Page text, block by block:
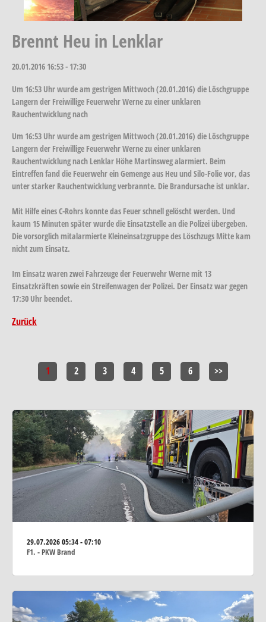
Brennt Heu in Lenklar
20.01.2016 16:53 - 17:30
Um 16:53 Uhr wurde am gestrigen Mittwoch (20.01.2016) die Löschgruppe
Langern der Freiwillige Feuerwehr Werne zu einer unklaren
Rauchentwicklung nach
Um 16:53 Uhr wurde am gestrigen Mittwoch (20.01.2016) die Löschgruppe
Langern der Freiwillige Feuerwehr Werne zu einer unklaren
Rauchentwicklung nach Lenklar Höhe Martinsweg alarmiert. Beim
Eintreffen fand die Feuerwehr ein Gemenge aus Heu und Silo-Folie vor, das
unter starker Rauchentwicklung verbrannte. Die Brandursache ist unklar.
Mit Hilfe eines C-Rohrs konnte das Feuer schnell gelöscht werden. Und
kaum 15 Minuten später wurde die Einsatzstelle an die Polizei übergeben.
Die vorsorglich mitalarmierte Kleineinsatzgruppe des Löschzugs Mitte kam
nicht zum Einsatz.
Im Einsatz waren zwei Fahrzeuge der Feuerwehr Werne mit 13
Einsatzkräften sowie ein Streifenwagen der Polizei. Der Einsatz war gegen
17:30 Uhr beendet.
Zurück
1 2 3 4 5 6 >>
29.07.202605:34 - 07:10
F1. - PKW Brand